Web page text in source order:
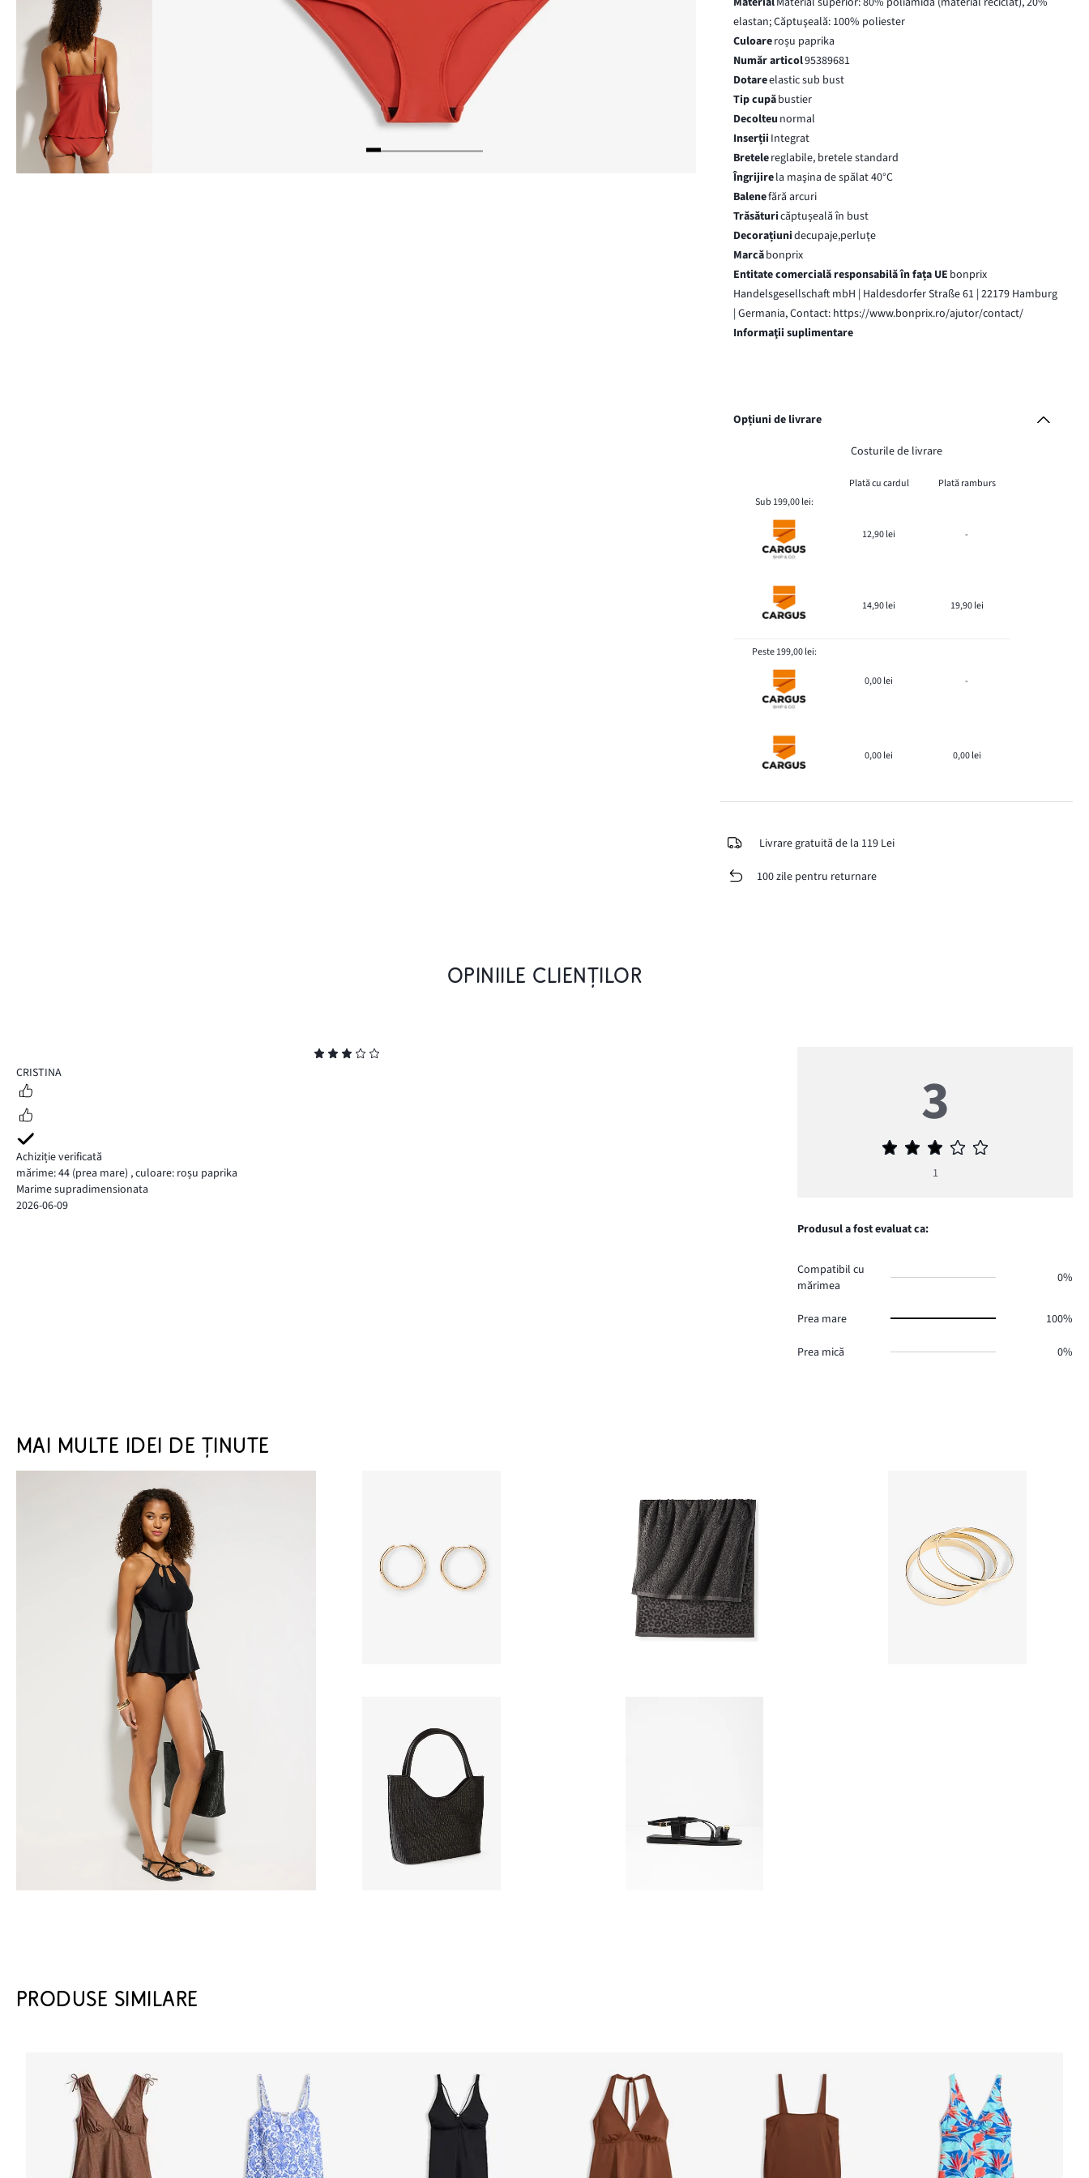
elastan; Căptuşeală: 100% poliester
Culoareroșu paprika
Număr articol95389681
Dotareelastic sub bust
Tip cupăbustier
Decolteu normal
Inserții Integrat
Bretelereglabile, bretele standard
Îngrijirela maşina de spălat 40°C
Balenefără arcuri
Trăsăturicăptușeală în bust
Decorațiunidecupaje,perluţe
Marcăbonprix
Entitate comercială responsabilă în fața UE bonprix
Handelsgesellschaft mbH | Haldesdorfer Straße 61 | 22179 Hamburg
| Germania, Contact: https://www.bonprix.ro/ajutor/contact/
Informaţii suplimentare
Opțiuni de livrare
Costurile de livrare
Plată cu cardul
Plată ramburs
Sub 199,00 lei:
12,90 lei -
14,90 lei 19,90 lei
Peste 199,00 lei:
0,00 lei -
0,00 lei 0,00 lei
Livrare gratuită de la 119 Lei
100 zile pentru returnare
OPINIILE CLIENȚILOR
3
CRISTINA
Achiziție verificată
mărime: 44 (prea mare) ,culoare: roșu paprika
Marime supradimensionata
2026-06-09
3
Evaluarea
3
1
Produsul a fost evaluat ca:
Compatibil cu
mărimea
0%
Prea mare 100%
Prea mică 0%
MAI MULTE IDEI DE ȚINUTE
PRODUSE SIMILARE